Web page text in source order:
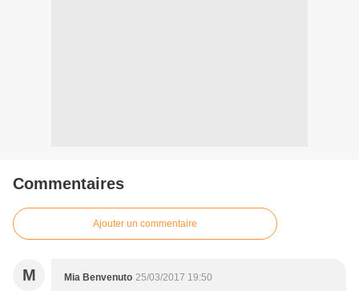
Commentaires
Ajouter un commentaire
M Mia Benvenuto 25/03/2017 19:50